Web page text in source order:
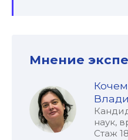
Мнение
наук,
Стаж